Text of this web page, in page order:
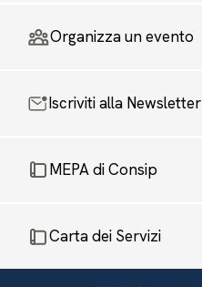
Organizza un evento
Iscriviti alla Newsletter
MEPA di Consip
Carta dei Servizi